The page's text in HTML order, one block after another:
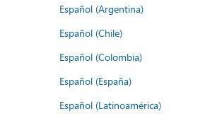
Español (Argentina)
Español (Chile)
Español (Colombia)
Español (España)
Español (Latinoamérica)